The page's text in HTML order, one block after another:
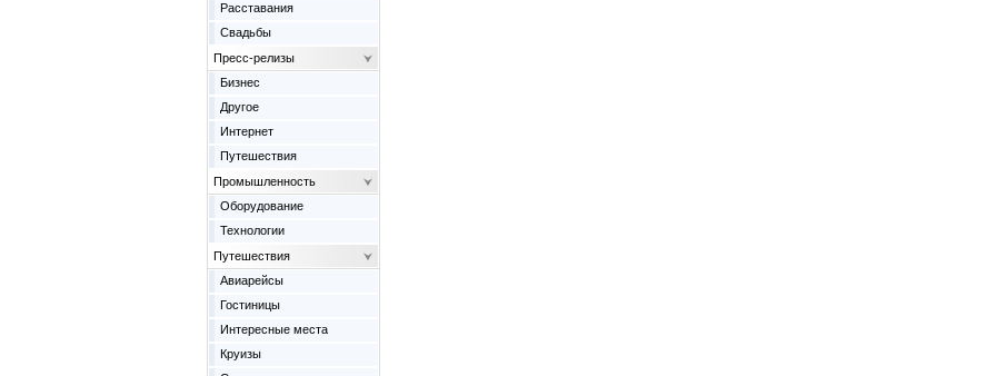
Расставания
Свадьбы
Пресс-релизы
Бизнес
Другое
Интернет
Путешествия
Промышленность
Оборудование
Технологии
Путешествия
Авиарейсы
Гостиницы
Интересные места
Круизы